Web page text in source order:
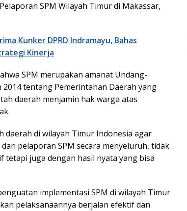
SPM Wilayah Timur di Makassar,
Kunker DPRD Indramayu, Bahas
Kinerja
SPM merupakan amanat Undang-
tentang Pemerintahan Daerah yang
daerah menjamin hak warga atas
daerah di wilayah Timur Indonesia agar
pelaporan SPM secara menyeluruh, tidak
tetapi juga dengan hasil nyata yang bisa
implementasi SPM di wilayah Timur
pelaksanaannya berjalan efektif dan